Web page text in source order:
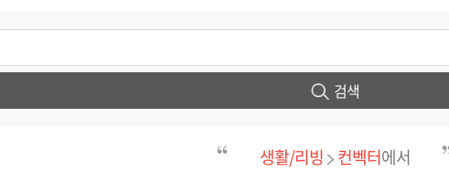
검색
생활/리빙 컨벡터에서